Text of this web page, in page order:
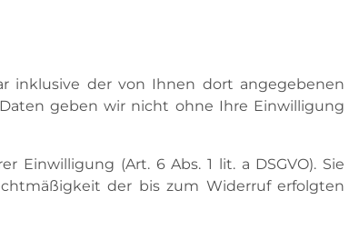
inklusive der von Ihnen dort angegebenen
geben wir nicht ohne Ihre Einwilligung
(Art. 6 Abs. 1 lit. a DSGVO). Sie
der bis zum Widerruf erfolgten